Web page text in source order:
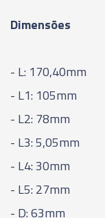
155MM
185MM
06029 - CONE
06030 - CONE
135MM
Dimensões
- L: 170,40mm
- L1: 105mm
- L2: 78mm
- L3: 5,05mm
- L4: 30mm
- L5: 27mm
- D: 63mm